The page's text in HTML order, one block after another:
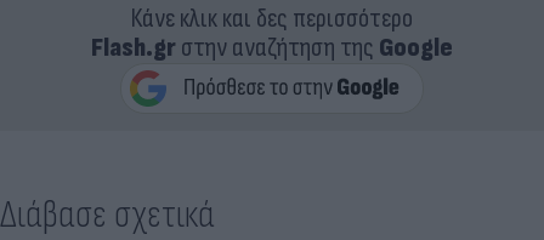
Κάνε κλικ και δες περισσότερο
Flash.grστην αναζήτηση της Google
Διάβασε σχετικά